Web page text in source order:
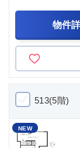
物件
513(5階)
NEW